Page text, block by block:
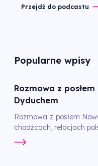
Przejdź do podcastu
Popularne wpisy
Rozmowa z
Dyduchem
Rozmowa z posłem
chodźcach, relacjach